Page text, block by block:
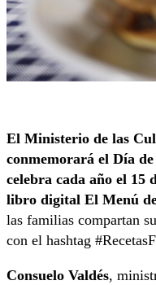
El Ministerio de las
conmemorará el Día
celebra cada año el
libro digital El Menú
las familias compartan
con el hashtag
Consuelo Valdés,